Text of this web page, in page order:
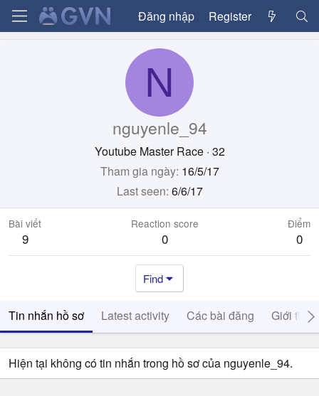
Đăng nhập Register
N
nguyenle_94
Youtube Master Race · 32
Tham gia ngày 16/5/17
Last seen 6/6/17
Bài viết
9
Reaction score
0
Điểm
0
Find
Tin nhắn hồ sơ Latest activity Các bài đăng Giới thiệu
Hiện tại không có tin nhắn trong hồ sơ của nguyenle_94.